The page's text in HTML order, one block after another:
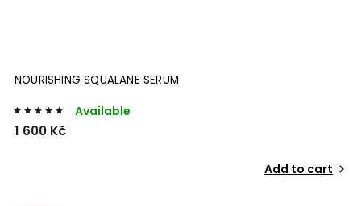
NOURISHING SQUALANE SERUM
Available
1 600 Kč
Add to cart